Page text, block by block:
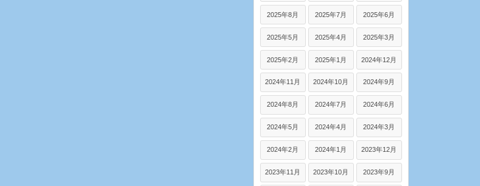
2025年8月 2025年7月 2025年6月
2025年5月 2025年4月 2025年3月
2025年2月 2025年1月 2024年12月
2024年11月 2024年10月 2024年9月
2024年8月 2024年7月 2024年6月
2024年5月 2024年4月 2024年3月
2024年2月 2024年1月 2023年12月
2023年11月 2023年10月 2023年9月